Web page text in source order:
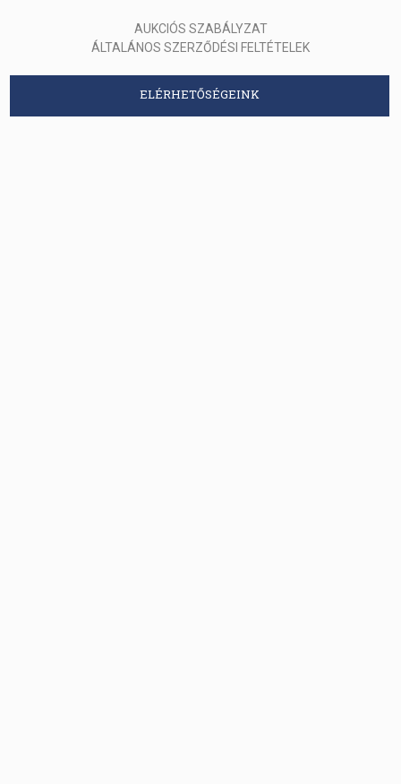
AUKCIÓS SZABÁLYZAT
ÁLTALÁNOS SZERZŐDÉSI FELTÉTELEK
ELÉRHETŐSÉGEINK